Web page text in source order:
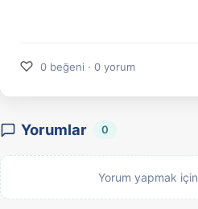
♡ 0 beğeni · 0 yorum
Yorumlar 0
Yorum yapmak için